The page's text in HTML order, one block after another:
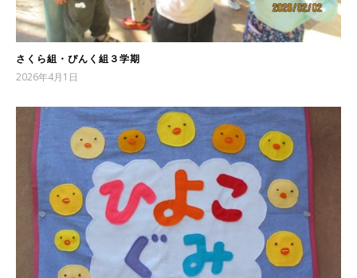
さくら組・ぴんく組３学期
2026年4月1日